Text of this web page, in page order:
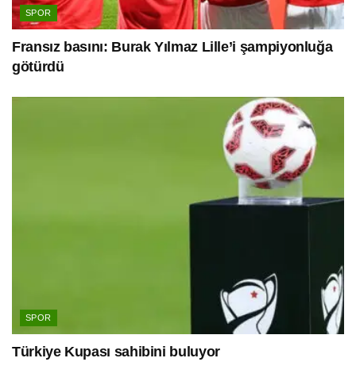
SPOR
Fransız basını: Burak Yılmaz Lille’i şampiyonluğa
götürdü
SPOR
Türkiye Kupası sahibini buluyor